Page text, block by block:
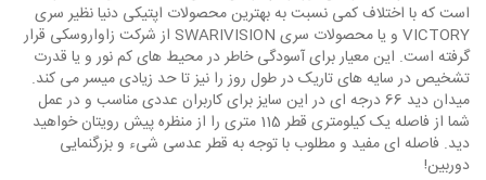
است که با اختلاف کمی نسبت به بهترین محصولات اپتیکی دنیا نظیر سری
VICTORY و یا محصولات سری SWARIVISION از شرکت زاواروسکی قرار
گرفته است. این معیار برای آسودگی خاطر در محیط های کم نور و یا قدرت
تشخیص در سایه های تاریک در طول روز را نیز تا حد زیادی میسر می کند.
میدان دید 66 درجه ای در این سایز برای کاربران عددی مناسب و در عمل
شما از فاصله یک کیلومتری قطر 115 متری را از منظره پیش رویتان خواهید
دید. فاصله ای مفید و مطلوب با توجه به قطر عدسی شیء و بزرگنمایی
دوربین!